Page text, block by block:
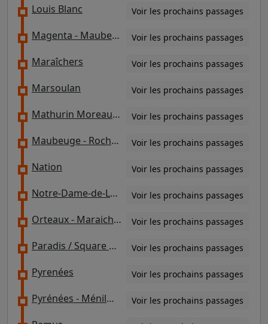
Louis Blanc Voir les prochains passages
Magenta - Maubeuge - Gare du Nord Voir les prochains passages
Maraîchers Voir les prochains passages
Marsoulan Voir les prochains passages
Mathurin Moreau - Simon Bolivar Voir les prochains passages
Maubeuge - Rochechouart Voir les prochains passages
Nation Voir les prochains passages
Notre-Dame-de-Lorette Voir les prochains passages
Orteaux - Maraichers Voir les prochains passages
Paradis / Square Montholon Voir les prochains passages
Pyrenées Voir les prochains passages
Pyrénées - Ménilmontant Voir les prochains passages